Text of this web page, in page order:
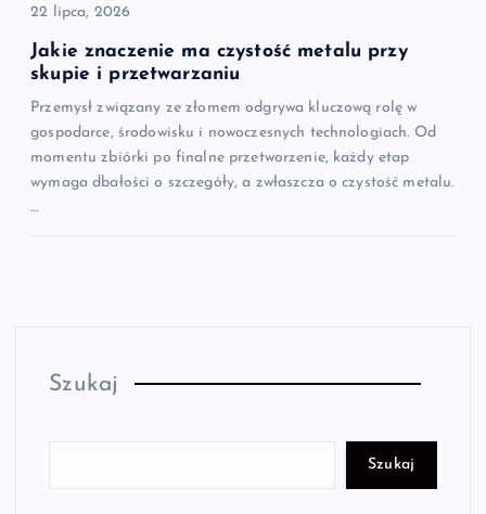
22 lipca, 2026
Jakie znaczenie ma czystość metalu przy
skupie i przetwarzaniu
Przemysł związany ze złomem odgrywa kluczową rolę w
gospodarce, środowisku i nowoczesnych technologiach. Od
momentu zbiórki po finalne przetworzenie, każdy etap
wymaga dbałości o szczegóły, a zwłaszcza o czystość metalu.
…
Szukaj
Szukaj